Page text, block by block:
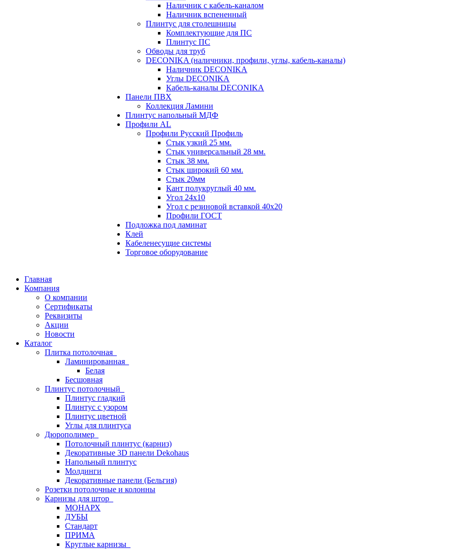
Наличник с кабель-каналом
Наличник вспененный
Плинтус для столешницы
Комплектующие для ПС
Плинтус ПС
Обводы для труб
DECONIKA (наличники, профили, углы, кабель-каналы)
Наличник DECONIKA
Углы DECONIKA
Кабель-каналы DECONIKA
Панели ПВХ
Коллекция Ламини
Плинтус напольный МДФ
Профили AL
Профили Русский Профиль
Стык узкий 25 мм.
Стык универсальный 28 мм.
Стык 38 мм.
Стык широкий 60 мм.
Стык 20мм
Кант полукруглый 40 мм.
Угол 24х10
Угол с резиновой вставкой 40х20
Профили ГОСТ
Подложка под ламинат
Клей
Кабеленесущие системы
Торговое оборудование
Главная
Компания
О компании
Сертификаты
Реквизиты
Акции
Новости
Каталог
Плитка потолочная
Ламинированная
Белая
Бесшовная
Плинтус потолочный
Плинтус гладкий
Плинтус с узором
Плинтус цветной
Углы для плинтуса
Дюрополимер
Потолочный плинтус (карниз)
Декоративные 3D панели Dekohaus
Напольный плинтус
Молдинги
Декоративные панели (Бельгия)
Розетки потолочные и колонны
Карнизы для штор
МОНАРХ
ДУБЫ
Стандарт
ПРИМА
Круглые карнизы